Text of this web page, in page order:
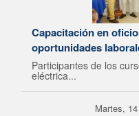
Capacitación en
oportunidades
Participantes de los
eléctrica...
Martes,